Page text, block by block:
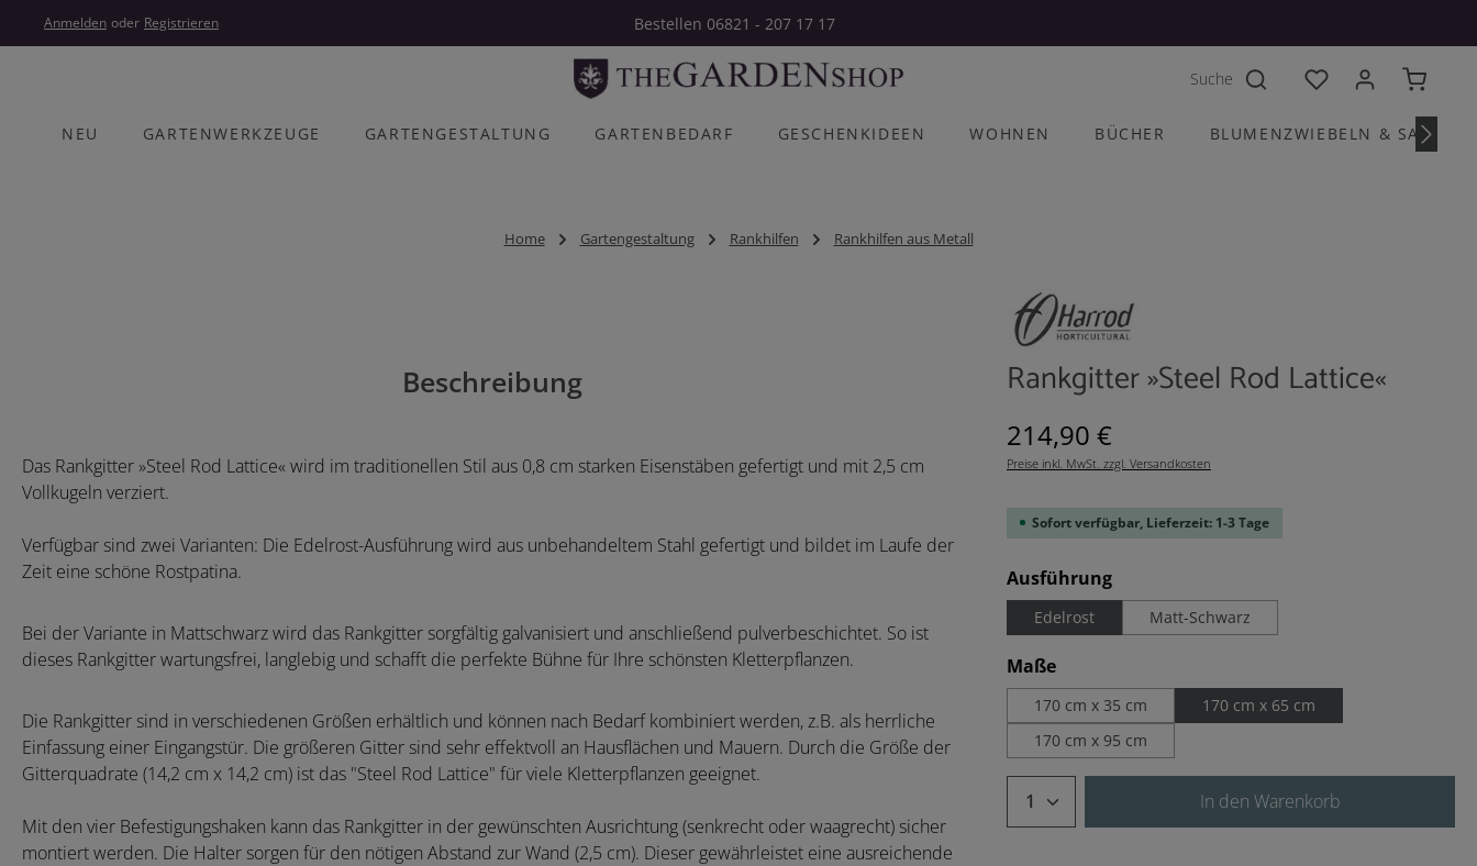
Hauptinhalt springen
Zur Hauptnavigation springen
Anmelden oder Registrieren Bestellen 06821 - 207 17 17
Du hast 0 Produkte
NEU GARTENWERKZEUGE GARTENGESTALTUNG GARTENBEDARF GESCHENKIDEEN WOHNEN BÜCHER BLUMENZWIEBELN &
Home Gartengestaltung Rankhilfen Rankhilfen aus Metall
Rankgitter »Steel Rod Lattice«
Regulärer Preis:
214,90 €
Preise inkl. MwSt. zzgl. Versandkosten
Sofort verfügbar, Lieferzeit: 1-3 Tage
Ausführungauswählen
Edelrost Matt-Schwarz
Maßeauswählen
170 cm x 35 cm
170 cm x 65 cm
170 cm x 95 cm
Produkt Anzahl: Gib den
In den Warenkorb
Beschreibung
Das Rankgitter »Steel Rod Lattice« wird im traditionellen Stil aus 0,8 cm starken Eisenstäben gefertigt und mit 2,5 cm
Vollkugeln verziert.
Verfügbar sind zwei Varianten: Die Edelrost-Ausführung wird aus unbehandeltem Stahl gefertigt und bildet im Laufe der
Zeit eine schöne Rostpatina.
Bei der Variante in Mattschwarz wird das Rankgitter sorgfältig galvanisiert und anschließend pulverbeschichtet. So ist
dieses Rankgitter wartungsfrei, langlebig und schafft die perfekte Bühne für Ihre schönsten Kletterpflanzen.
Die Rankgitter sind in verschiedenen Größen erhältlich und können nach Bedarf kombiniert werden, z.B. als herrliche
Einfassung einer Eingangstür. Die größeren Gitter sind sehr effektvoll an Hausflächen und Mauern. Durch die Größe der
Gitterquadrate (14,2 cm x 14,2 cm) ist das "Steel Rod Lattice" für viele Kletterpflanzen geeignet.
Mit den vier Befestigungshaken kann das Rankgitter in der gewünschten Ausrichtung (senkrecht oder waagrecht) sicher
montiert werden. Die Halter sorgen für den nötigen Abstand zur Wand (2,5 cm). Dieser gewährleistet eine ausreichende